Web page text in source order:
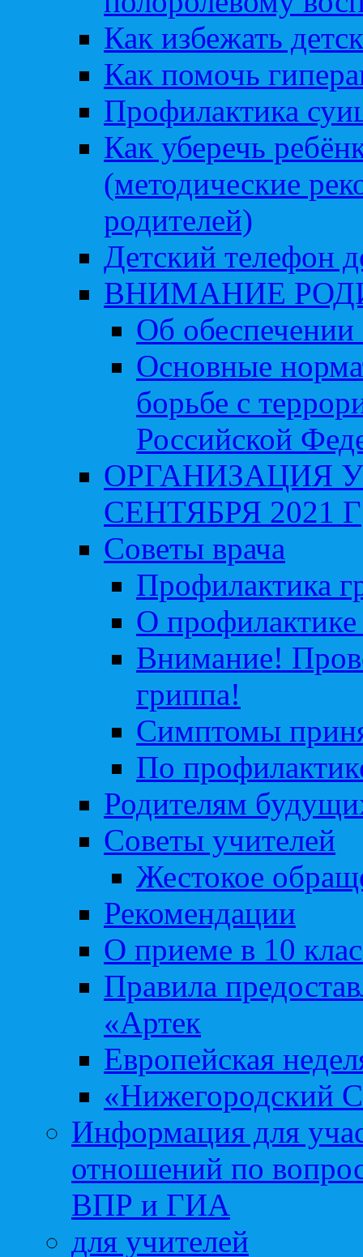
Как избежать
Как помочь
Профилактика
Как уберечь
(методические
родителей)
Детский телефон
ВНИМАНИЕ
Об обеспечении
Основные
борьбе с
Российской
ОРГАНИЗАЦИЯ
СЕНТЯБРЯ 2021 Г
Советы врача
Профилактика
О профилактике
Внимание!
гриппа!
Симптомы
По
Родителям
Советы учителей
Жестокое
Рекомендации
О приеме в 10
Правила
«Артек
Европейская
«Нижегородский
Информация для
отношений по
ВПР и ГИА
для учителей